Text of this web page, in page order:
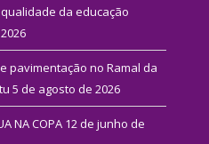
da educação
pavimentação no Ramal da
5 de agosto de 2026
NA COPA 12 de junho de